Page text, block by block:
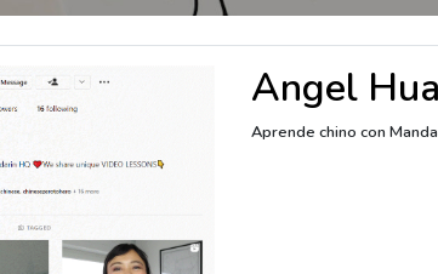
Angel
Aprende chino con